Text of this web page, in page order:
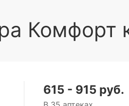
615 - 915 руб.